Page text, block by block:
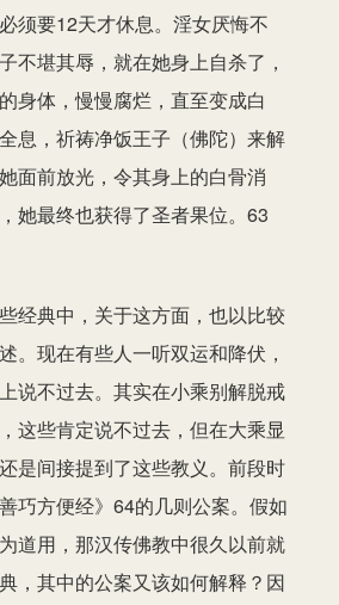
须要12天才休息。淫女厌悔不
不堪其辱，就在她身上自杀了，
身体，慢慢腐烂，直至变成白
息，祈祷净饭王子（佛陀）来解
面前放光，令其身上的白骨消
她最终也获得了圣者果位。63
经典中，关于这方面，也以比较
。现在有些人一听双运和降伏，
说不过去。其实在小乘别解脱戒
这些肯定说不过去，但在大乘显
是间接提到了这些教义。前段时
巧方便经》64的几则公案。假如
道用，那汉传佛教中很久以前就
，其中的公案又该如何解释？因